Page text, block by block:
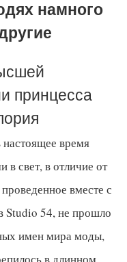
намного
принцесса
настоящее время
в свет, в отличие от
вместе с
Studio 54, не прошло
имен мира моды,